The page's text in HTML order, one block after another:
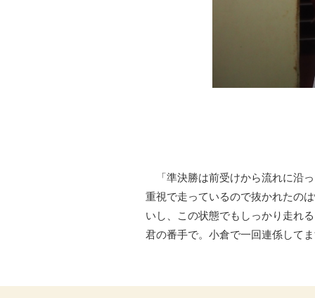
「準決勝は前受けから流れに沿
重視で走っているので抜かれたの
いし、この状態でもしっかり走れ
君の番手で。小倉で一回連係して